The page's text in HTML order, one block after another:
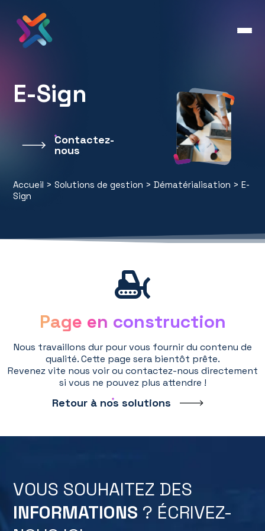
E-Sign
Contactez-
nous
Accueil >Solutions de gestion >Dématérialisation >E-
Sign
Page en construction
Nous travaillons dur pour vous fournir du contenu de
qualité. Cette page sera bientôt prête.
Revenez vite nous voir ou contactez-nous directement
si vous ne pouvez plus attendre !
Retour à nos solutions
VOUS SOUHAITEZ DES
INFORMATIONS ? ÉCRIVEZ-